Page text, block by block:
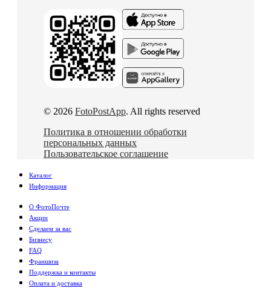
© 2026 FotoPostApp. All rights reserved
Политика в отношении обработки
персональных данных
Пользовательское соглашение
Каталог
Информация
О ФотоПочте
Акции
Сделаем за вас
Бизнесу
FAQ
Франшиза
Поддержка и контакты
Оплата и доставка